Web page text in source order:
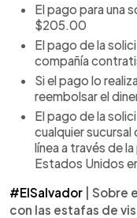
El pago para una
$205.00
El pago de la
compañía
Si el pago lo
reembolsar el
El pago de la
cualquier sucursal
línea a través de
Estados Unidos
#ElSalvador | Sobre
con las estafas de